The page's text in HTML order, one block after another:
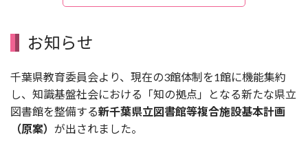
お知らせ
千葉県教育委員会より、現在の3館体制を1館に機能集約
し、知識基盤社会における「知の拠点」となる新たな県立
図書館を整備する新千葉県立図書館等複合施設基本計画
（原案） が出されました。